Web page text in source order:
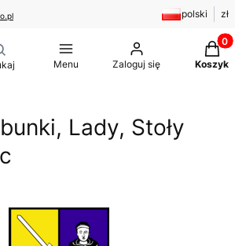
polski zł
Menu Zaloguj się Koszyk
Lady, Stoły